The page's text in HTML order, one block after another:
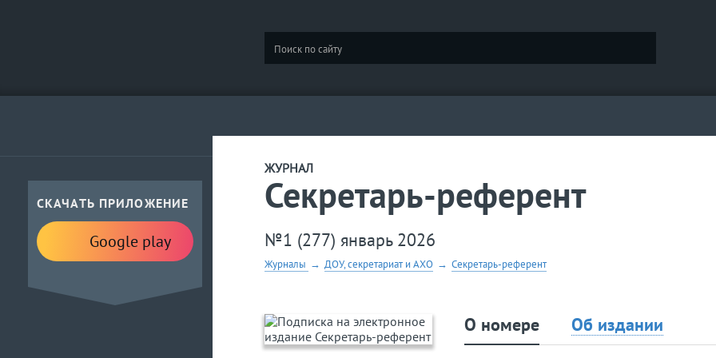
СКАЧАТЬ ПРИЛОЖЕНИЕ
Google play
ЖУРНАЛ
Секретарь-референт
№1 (277) январь 2026
Журналы → ДОУ, секретариат и АХО → Секретарь-референт
О номере Об издании